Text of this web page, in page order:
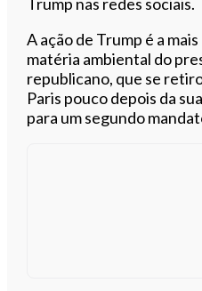
A ação de Trump é a
matéria ambiental do
republicano, que se
Paris pouco depois da
para um segundo